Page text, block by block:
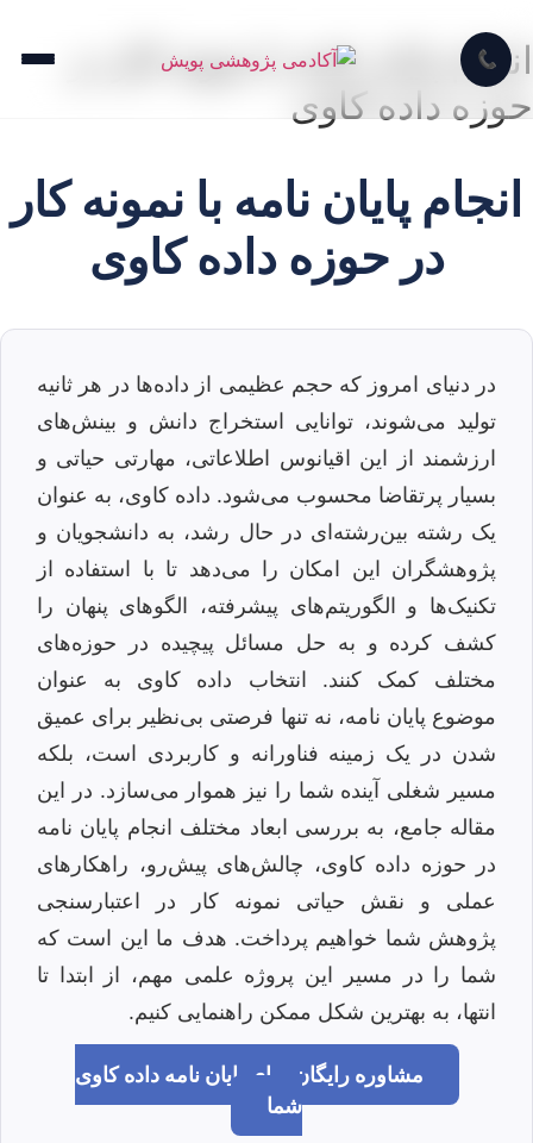
📞
انجام پایان نامه با نمونه کار در
حوزه داده کاوی
انجام پایان نامه با نمونه کار
در حوزه داده کاوی
در دنیای امروز که حجم عظیمی از داده‌ها در هر ثانیه
تولید می‌شوند، توانایی استخراج دانش و بینش‌های
ارزشمند از این اقیانوس اطلاعاتی، مهارتی حیاتی و
بسیار پرتقاضا محسوب می‌شود. داده کاوی، به عنوان
یک رشته بین‌رشته‌ای در حال رشد، به دانشجویان و
پژوهشگران این امکان را می‌دهد تا با استفاده از
تکنیک‌ها و الگوریتم‌های پیشرفته، الگوهای پنهان را
کشف کرده و به حل مسائل پیچیده در حوزه‌های
مختلف کمک کنند. انتخاب داده کاوی به عنوان
موضوع پایان نامه، نه تنها فرصتی بی‌نظیر برای عمیق
شدن در یک زمینه فناورانه و کاربردی است، بلکه
مسیر شغلی آینده شما را نیز هموار می‌سازد. در این
مقاله جامع، به بررسی ابعاد مختلف انجام پایان نامه
در حوزه داده کاوی، چالش‌های پیش‌رو، راهکارهای
عملی و نقش حیاتی نمونه کار در اعتبارسنجی
پژوهش شما خواهیم پرداخت. هدف ما این است که
شما را در مسیر این پروژه علمی مهم، از ابتدا تا
انتها، به بهترین شکل ممکن راهنمایی کنیم.
مشاوره رایگان برای پایان نامه داده کاوی
شما